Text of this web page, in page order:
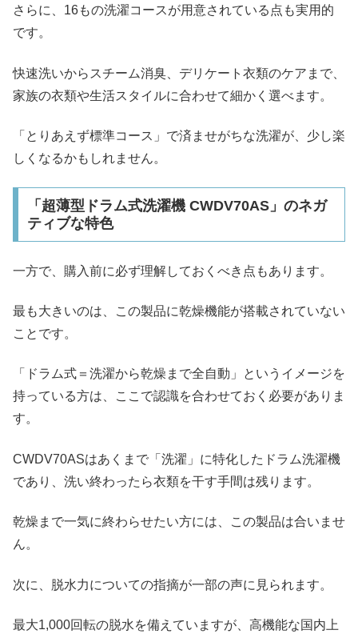
さらに、16もの洗濯コースが用意されている点も実用的
です。
快速洗いからスチーム消臭、デリケート衣類のケアまで、
家族の衣類や生活スタイルに合わせて細かく選べます。
「とりあえず標準コース」で済ませがちな洗濯が、少し楽
しくなるかもしれません。
「超薄型ドラム式洗濯機 CWDV70AS」のネガ
ティブな特色
一方で、購入前に必ず理解しておくべき点もあります。
最も大きいのは、この製品に乾燥機能が搭載されていない
ことです。
「ドラム式＝洗濯から乾燥まで全自動」というイメージを
持っている方は、ここで認識を合わせておく必要がありま
す。
CWDV70ASはあくまで「洗濯」に特化したドラム洗濯機
であり、洗い終わったら衣類を干す手間は残ります。
乾燥まで一気に終わらせたい方には、この製品は合いませ
ん。
次に、脱水力についての指摘が一部の声に見られます。
最大1,000回転の脱水を備えていますが、高機能な国内上